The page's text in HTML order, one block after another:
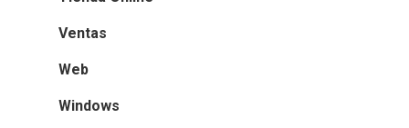
Ventas
Web
Windows